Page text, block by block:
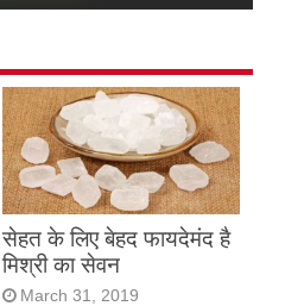
सेहत के लिए बेहद फायदेमंद है
मिश्री का सेवन
March 31, 2019